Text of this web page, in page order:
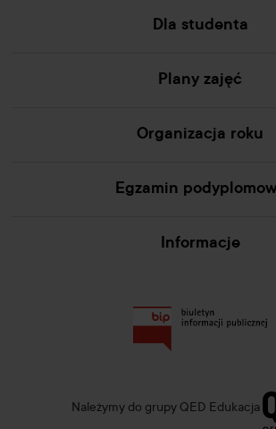
Dla studenta
Plany zajęć
Organizacja roku
Egzamin
Informacje
Należymy do grupy QED Edukacja